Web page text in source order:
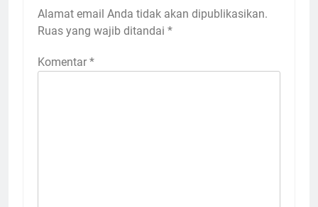
Alamat email Anda tidak akan dipublikasikan.
Ruas yang wajib ditandai *
Komentar *